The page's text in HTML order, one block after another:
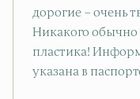
дорогие – очень
Никакого обычно
пластика!
указана в